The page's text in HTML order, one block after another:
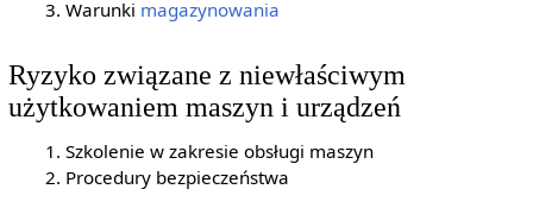
Warunki magazynowania
Ryzyko związane z niewłaściwym
użytkowaniem maszyn i urządzeń
Szkolenie w zakresie obsługi maszyn
Procedury bezpieczeństwa